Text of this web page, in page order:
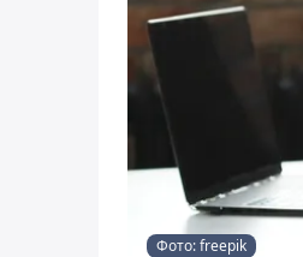
Фото: freepik